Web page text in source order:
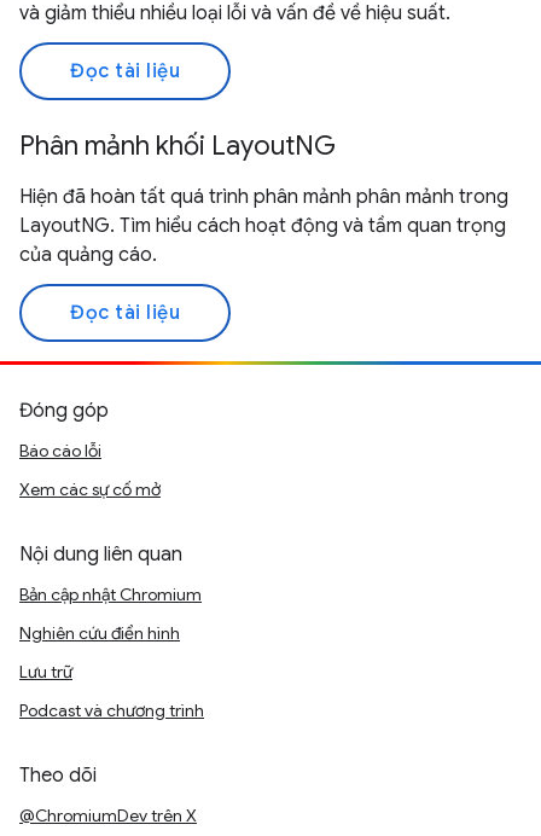
và giảm thiểu nhiều loại lỗi và vấn đề về hiệu suất.
Đọc tài liệu
Phân mảnh khối LayoutNG
Hiện đã hoàn tất quá trình phân mảnh phân mảnh trong
LayoutNG. Tìm hiểu cách hoạt động và tầm quan trọng
của quảng cáo.
Đọc tài liệu
Đóng góp
Báo cáo lỗi
Xem các sự cố mở
Nội dung liên quan
Bản cập nhật Chromium
Nghiên cứu điển hình
Lưu trữ
Podcast và chương trình
Theo dõi
@ChromiumDev trên X